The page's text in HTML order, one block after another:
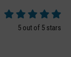
Average rating of
5 out of 5 stars